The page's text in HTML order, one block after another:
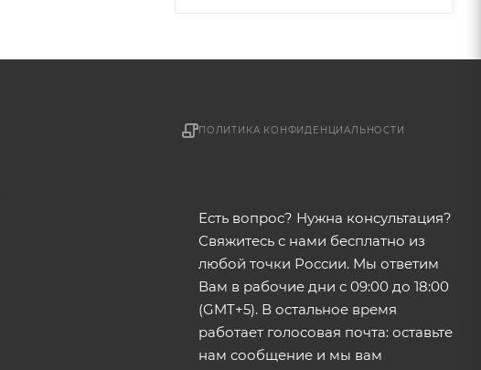
ПОЛИТИКА КОНФИДЕНЦИАЛЬНОСТИ
Есть вопрос? Нужна консультация?
Свяжитесь с нами бесплатно из
любой точки России. Мы ответим
Вам в рабочие дни с 09:00 до 18:00
(GMT+5). В остальное время
работает голосовая почта: оставьте
нам сообщение и мы вам